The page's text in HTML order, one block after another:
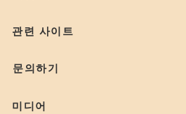
관련 사이트
문의하기
미디어